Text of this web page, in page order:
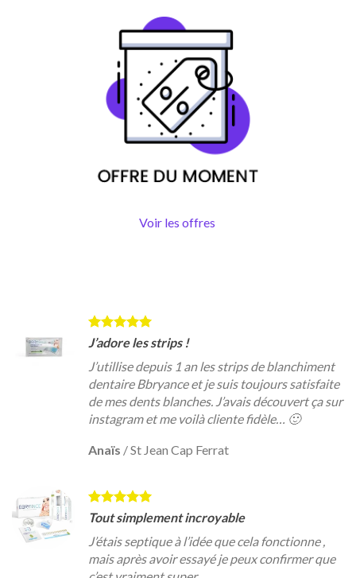
Voir les offres
J’adore les strips !
J’utillise depuis 1 an les strips de blanchiment
dentaire Bbryance et je suis toujours satisfaite
de mes dents blanches. J’avais découvert ça sur
instagram et me voilà cliente fidèle… 🙂
Anaïs /St Jean Cap Ferrat
Tout simplement incroyable
J’étais septique à l’idée que cela fonctionne ,
mais après avoir essayé je peux confirmer que